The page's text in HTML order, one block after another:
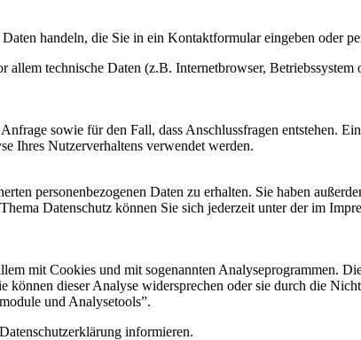
handeln, die Sie in ein Kontaktformular eingeben oder
technische Daten (z.B. Internetbrowser, Betriebssystem
sowie für den Fall, dass Anschlussfragen entstehen.
Ihres Nutzerverhaltens verwendet werden.
personenbezogenen Daten zu erhalten. Sie haben
Datenschutz können Sie sich jederzeit unter der im
mit Cookies und mit sogenannten Analyseprogrammen.
dieser Analyse widersprechen oder sie durch die
und Analysetools”.
informieren.